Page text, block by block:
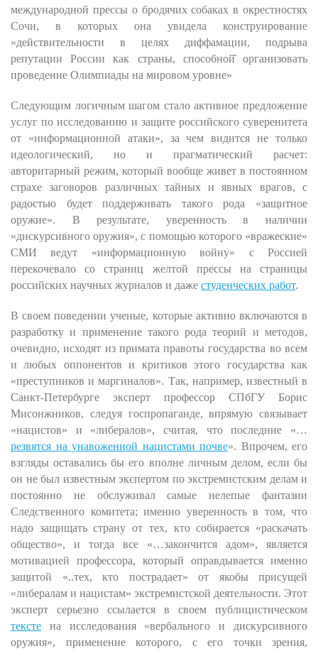
международной прессы о бродячих собаках в окрестностях
Сочи, в которых она увидела конструирование
«действительности в целях диффамации, подрыва
репутации России как страны, способной̆ организовать
проведение Олимпиады на мировом уровне»
Следующим логичным шагом стало активное предложение
услуг по исследованию и защите российского суверенитета
от «информационной атаки», за чем видится не только
идеологический, но и прагматический расчет:
авторитарный режим, который вообще живет в постоянном
страхе заговоров различных тайных и явных врагов, с
радостью будет поддерживать такого рода «защитное
оружие». В результате, уверенность в наличии
«дискурсивного оружия», с помощью которого «вражеские»
СМИ ведут «информационную войну» с Россией
перекочевало со страниц желтой прессы на страницы
российских научных журналов и даже студенческих работ.
В своем поведении ученые, которые активно включаются в
разработку и применение такого рода теорий и методов,
очевидно, исходят из примата правоты государства во всем
и любых оппонентов и критиков этого государства как
«преступников и маргиналов». Так, например, известный в
Санкт-Петербурге эксперт профессор СПбГУ Борис
Мисонжников, следуя госпропаганде, впрямую связывает
«нацистов» и «либералов», считая, что последние «…
резвятся на унавоженной нацистами почве». Впрочем, его
взгляды оставались бы его вполне личным делом, если бы
он не был известным экспертом по экстремистским делам и
постоянно не обслуживал самые нелепые фантазии
Следственного комитета; именно уверенность в том, что
надо защищать страну от тех, кто собирается «раскачать
общество», и тогда все «…закончится адом», является
мотивацией профессора, который оправдывается именно
защитой «..тех, кто пострадает» от якобы присущей
«либералам и нацистам» экстремистской деятельности. Этот
эксперт серьезно ссылается в своем публицистическом
тексте на исследования «вербального и дискурсивного
оружия», применение которого, с его точки зрения,